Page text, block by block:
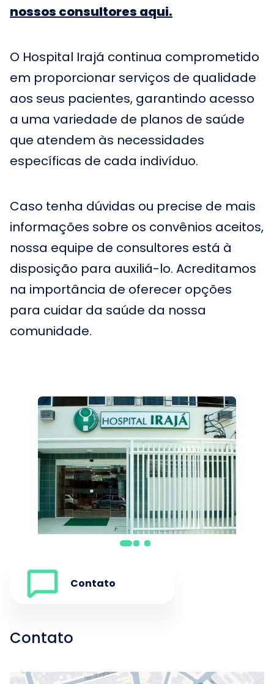
nossos consultores aqui.
O Hospital Irajá continua comprometido
em proporcionar serviços de qualidade
aos seus pacientes, garantindo acesso
a uma variedade de planos de saúde
que atendem às necessidades
específicas de cada indivíduo.
Caso tenha dúvidas ou precise de mais
informações sobre os convênios aceitos,
nossa equipe de consultores está à
disposição para auxiliá-lo. Acreditamos
na importância de oferecer opções
para cuidar da saúde da nossa
comunidade.
Contato
Contato